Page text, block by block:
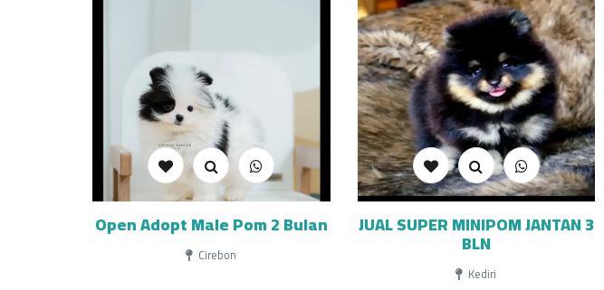
Open Adopt Male Pom 2 Bulan
Cirebon
JUAL SUPER MINIPOM JANTAN 3
BLN
Kediri